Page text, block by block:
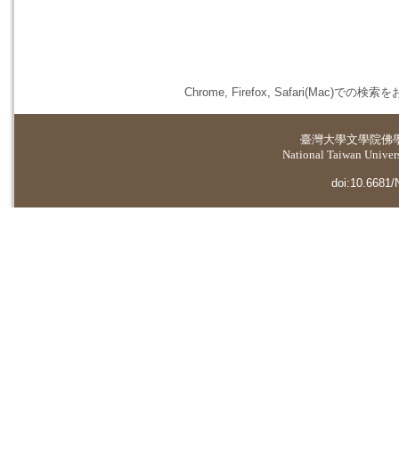
Chrome, Firefox, Safari(Mac)での検索を
臺灣大學文學院佛
National Taiwan
doi:10.6681/